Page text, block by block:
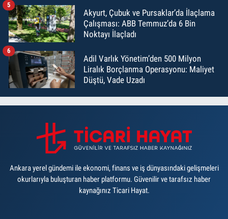
Akyurt, Çubuk ve Pursaklar’da İlaçlama
Çalışması: ABB Temmuz’da 6 Bin
Noktayı İlaçladı
5
Adil Varlık Yönetim’den 500 Milyon
Liralık Borçlanma Operasyonu: Maliyet
Düştü, Vade Uzadı
6
Ankara yerel gündemi ile ekonomi, finans ve iş dünyasındaki gelişmeleri
okurlarıyla buluşturan haber platformu. Güvenilir ve tarafsız haber
kaynağınız Ticari Hayat.